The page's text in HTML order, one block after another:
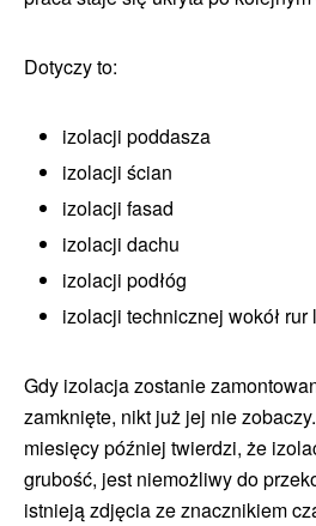
Dotyczy to:
izolacji poddasza
izolacji ścian
izolacji fasad
izolacji dachu
izolacji podłóg
izolacji technicznej wokół rur
Gdy izolacja zostanie
zamknięte, nikt już jej nie
miesięcy później twierdzi, że
grubość, jest niemożliwy do
istnieją zdjęcia ze znacznikiem